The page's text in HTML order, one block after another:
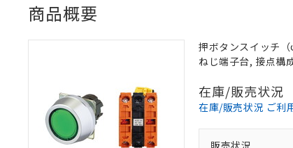
商品概要
押ボタンスイッチ
ねじ端子台, 接点構
在庫/販売状況
在庫/販売状況 ご利
販売状況